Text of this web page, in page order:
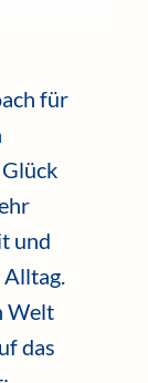
für
und
Welt
das